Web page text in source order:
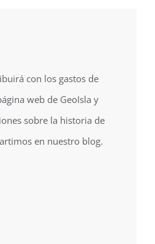
con los gastos de
web de GeoIsla y
sobre la historia de
en nuestro blog.